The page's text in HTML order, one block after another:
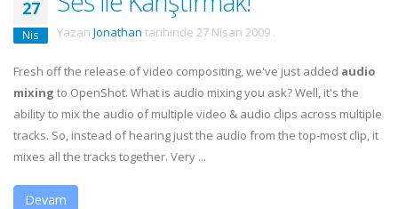
27
Nis Yazan Jonathan tarihinde 27 Nisan 2009 .
Fresh off the release of video compositing, we've just added audio
mixing to OpenShot. What is audio mixing you ask? Well, it's the
ability to mix the audio of multiple video & audio clips across multiple
tracks. So, instead of hearing just the audio from the top-most clip, it
mixes all the tracks together. Very ...
Devam